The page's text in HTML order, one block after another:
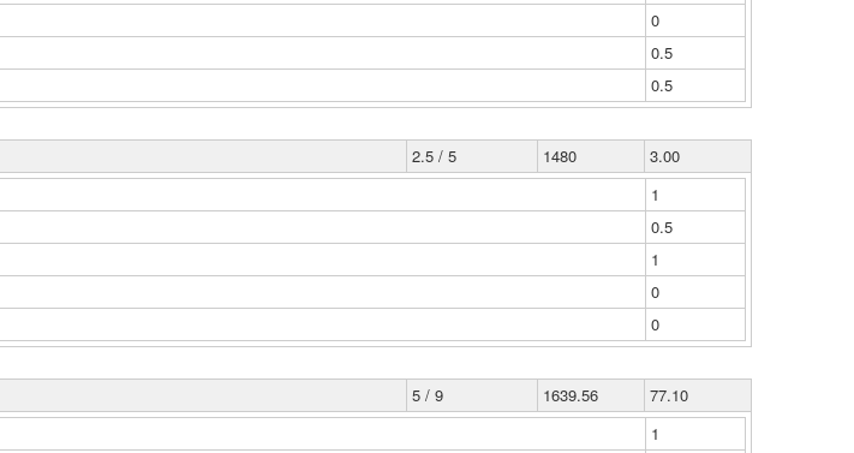
0
0.5
0.5
2.5 / 5 1480
3.00
1
0.5
1
0
0
5 / 9 1639.56
77.10
1